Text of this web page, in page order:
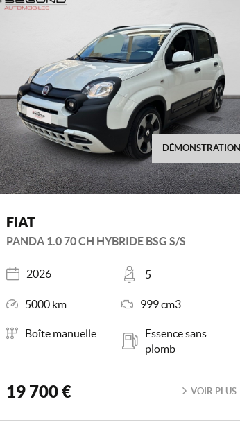
DÉMONSTRATION
FIAT
PANDA 1.0 70 CH HYBRIDE BSG S/S
Année
2026
Places
5
Kilométrage
5000 km 999 cm3
Boîte de vitesse
Boîte manuelle
Essence sans
plomb
19 700 € VOIR PLUS